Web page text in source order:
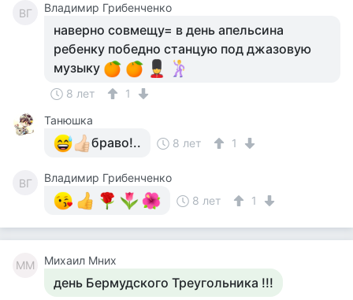
ВГ Владимир Грибенченко
наверно совмещу= в день апельсина
ребенку победно станцую под джазовую
музыку
8 лет
1
Танюшка
браво!.. 8 лет 1
ВГ
Владимир Грибенченко
8 лет
1
ММ Михаил Мних
день Бермудского Треугольника !!!